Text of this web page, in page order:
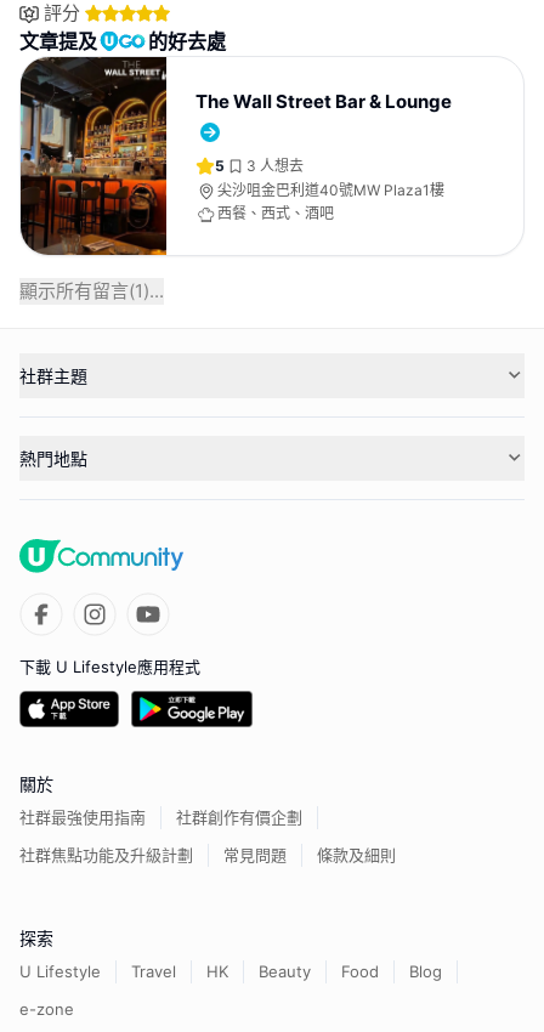
評分
文章提及 的好去處
The Wall Street Bar & Lounge
5 3 人想去
尖沙咀金巴利道40號MW Plaza1樓
西餐、西式、酒吧
顯示所有留言(1)...
社群主題
熱門地點
下載 U Lifestyle應用程式
關於
社群最強使用指南
社群創作有價企劃
社群焦點功能及升級計劃
常見問題 條款及細則
探索
U Lifestyle Travel HK Beauty Food
Blog
e-zone